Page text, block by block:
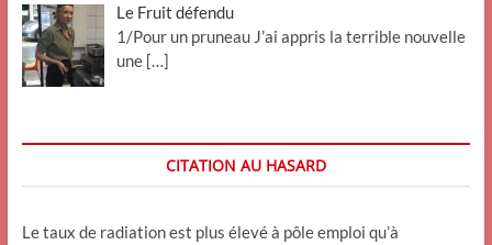
Le Fruit défendu
1/Pour un pruneau J’ai appris la terrible nouvelle
une […]
CITATION AU HASARD
Le taux de radiation est plus élevé à pôle emploi qu’à